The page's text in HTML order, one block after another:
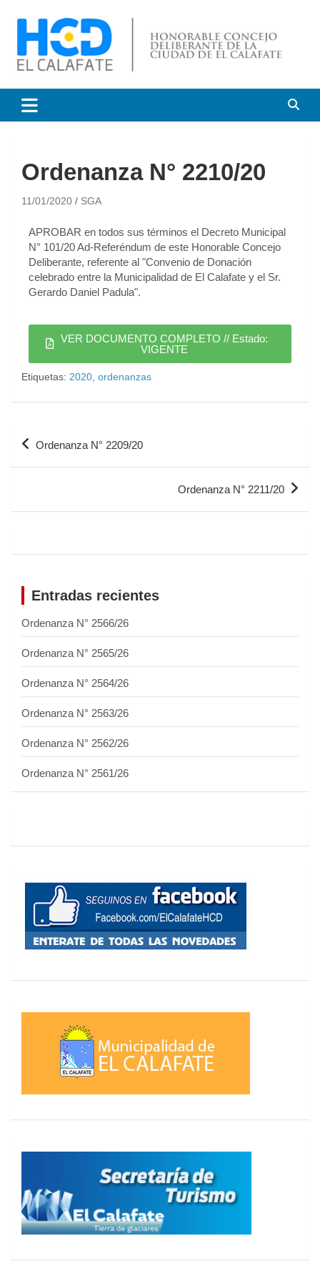
Honorable Concejo
Deliberante de El Calafate
Ordenanza N° 2210/20
11/01/2020 SGA
APROBAR en todos sus términos el Decreto Municipal
N° 101/20 Ad-Referéndum de este Honorable Concejo
Deliberante, referente al "Convenio de Donación
celebrado entre la Municipalidad de El Calafate y el Sr.
Gerardo Daniel Padula".
VER DOCUMENTO COMPLETO // Estado:
VIGENTE
Etiquetas: 2020 ordenanzas
Ordenanza N° 2209/20
Ordenanza N° 2211/20
Entradas recientes
Ordenanza N° 2566/26
Ordenanza N° 2565/26
Ordenanza N° 2564/26
Ordenanza N° 2563/26
Ordenanza N° 2562/26
Ordenanza N° 2561/26